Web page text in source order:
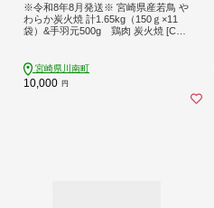
※令和8年8月発送※ 宮崎県産若鳥 や
わらか炭火焼 計1.65kg（150ｇ×11
袋）&手羽元500g 鶏肉 炭火焼 [C00
宮崎県川南町
10,000 円